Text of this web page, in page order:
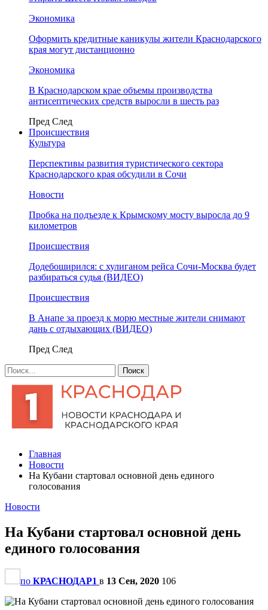
Экономика
Оформить кредитные каникулы жители Краснодарского
края могут дистанционно
Экономика
В Краснодарском крае объемы производства
антисептических средств выросли в шесть раз
Пред След
Происшествия
Культура
Перспективы развития туристического сектора
Краснодарского края обсудили в Сочи
Новости
Пробка на подъезде к Крымскому мосту выросла до 9
километров
Происшествия
Додебоширился: с хулиганом рейса Сочи-Москва будет
разбираться судья (ВИДЕО)
Происшествия
В Анапе за проезд к морю местные жители снимают
дань с отдыхающих (ВИДЕО)
Пред След
Главная
Новости
На Кубани стартовал основной день единого
голосования
Новости
На Кубани стартовал основной день
единого голосования
по КРАСНОДАР1 в 13 Сен, 2020 106